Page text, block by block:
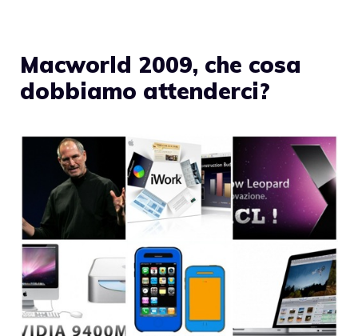
Macworld 2009, che cosa
dobbiamo attenderci?